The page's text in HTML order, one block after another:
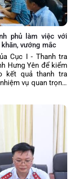
phủ làm việc với
vướng mắc
Cục I - Thanh tra
Hưng Yên để kiểm
kết quả thanh tra
vụ quan trọng,
Tổng trưởng. Dự
Yên và đại diện